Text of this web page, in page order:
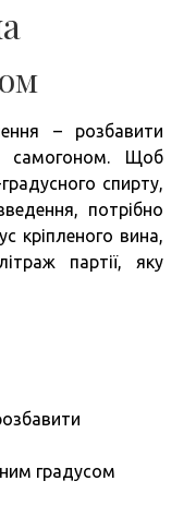
– розбавити
самогоном. Щоб
спирту,
потрібно
кріпленого вина,
партії, яку
градусом